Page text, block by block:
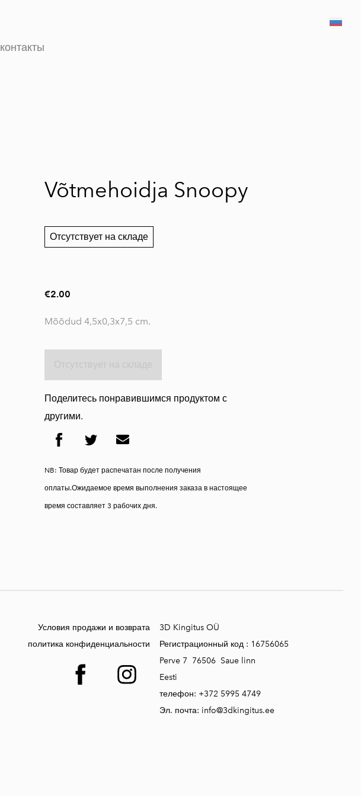
контакты
Võtmehoidja Snoopy
Отсутствует на складе
€2.00
Mõõdud 4,5x0,3x7,5 cm.
Поделитесь понравившимся продуктом с
другими.
NB: Товар будет распечатан после получения
оплаты.Ожидаемое время выполнения заказа в настоящее
время составляет 3 рабочих дня.
Условия продажи и возврата
политика конфиденциальности
3D Kingitus OÜ
Регистрационный код : 16756065
Perve 7 76506 Saue linn
Eesti
телефон: +372 5995 4749
Эл. почта: info@3dkingitus.ee